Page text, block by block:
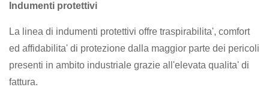
Indumenti protettivi
La linea di indumenti protettivi offre traspirabilita', comfort
ed affidabilita' di protezione dalla maggior parte dei pericoli
presenti in ambito industriale grazie all'elevata qualita' di
fattura.